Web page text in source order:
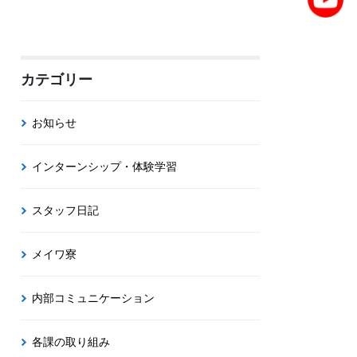
カテゴリー
お知らせ
インターンシップ・体験学習
スタッフ日記
メイワ寮
内部コミュニケーション
各課の取り組み